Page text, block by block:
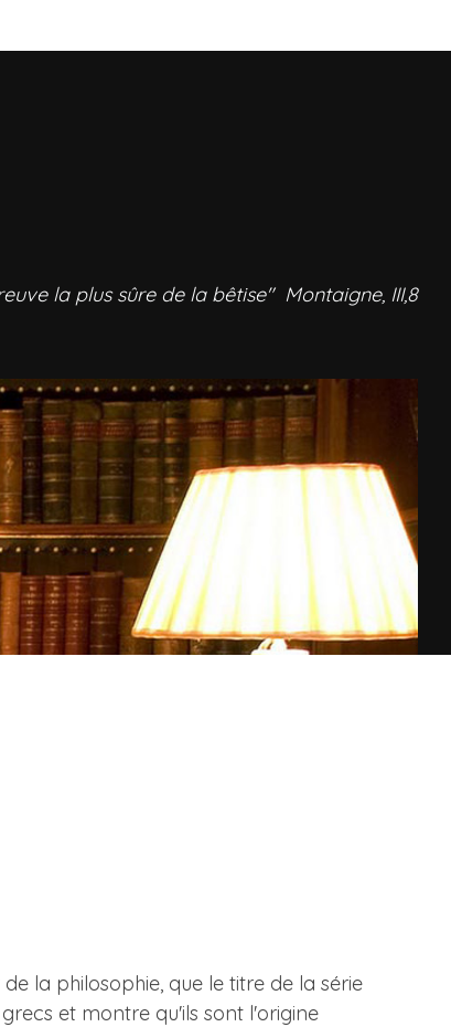
la plus sûre de la bêtise" Montaigne, III,8
la philosophie, que le titre de la série
et montre qu'ils sont l'origine